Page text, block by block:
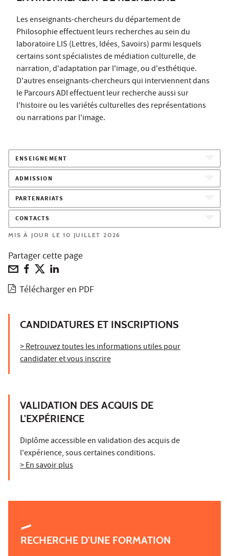
Les enseignants-chercheurs du département de
Philosophie effectuent leurs recherches au sein du
laboratoire LIS (Lettres, Idées, Savoirs) parmi lesquels
certains sont spécialistes de médiation culturelle, de
narration, d'adaptation par l'image, ou d'esthétique.
D'autres enseignants-chercheurs qui interviennent dans
le Parcours ADI effectuent leur recherche aussi sur
l'histoire ou les variétés culturelles des représentations
ou narrations par l'image.
ENSEIGNEMENT
ADMISSION
PARTENARIATS
CONTACTS
MIS À JOUR LE 10 JUILLET 2026
Partager cette page
Télécharger en PDF
CANDIDATURES ET INSCRIPTIONS
> Retrouvez toutes les informations utiles pour
candidater et vous inscrire
VALIDATION DES ACQUIS DE
L'EXPÉRIENCE
Diplôme accessible en validation des acquis de
l'expérience, sous certaines conditions.
> En savoir plus
RECHERCHE D'UNE FORMATION